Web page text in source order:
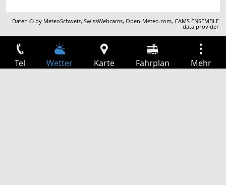
Daten © by MeteoSchweiz,SwissWebcams,Open-Meteo.com,CAMS ENSEMBLE
data provider
Tel Wetter Karte Fahrplan Mehr